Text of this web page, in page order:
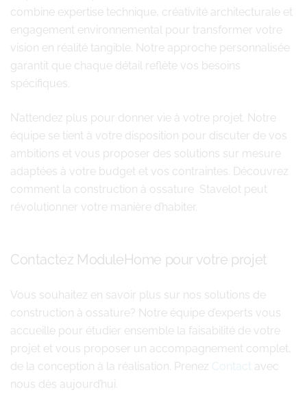
combine expertise technique, créativité architecturale et
engagement environnemental pour transformer votre
vision en réalité tangible. Notre approche personnalisée
garantit que chaque détail reflète vos besoins
spécifiques.
N’attendez plus pour donner vie à votre projet. Notre
équipe se tient à votre disposition pour discuter de vos
ambitions et vous proposer des solutions sur mesure
adaptées à votre budget et vos contraintes. Découvrez
comment la construction à ossature Stavelot peut
révolutionner votre manière d’habiter.
Contactez ModuleHome pour votre projet
Vous souhaitez en savoir plus sur nos solutions de
construction à ossature? Notre équipe d’experts vous
accueille pour étudier ensemble la faisabilité de votre
projet et vous proposer un accompagnement complet,
de la conception à la réalisation. Prenez Contact avec
nous dès aujourd’hui.